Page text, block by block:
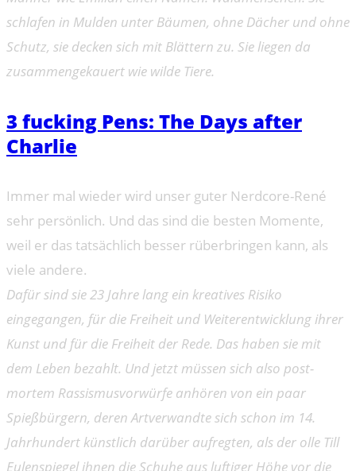
schlafen in Mulden unter Bäumen, ohne Dächer und ohne
Schutz, sie decken sich mit Blättern zu. Sie liegen da
zusammengekauert wie wilde Tiere.
3 fucking Pens: The Days after
Charlie
Immer mal wieder wird unser guter Nerdcore-René
sehr persönlich. Und das sind die besten Momente,
weil er das tatsächlich besser rüberbringen kann, als
viele andere.
Dafür sind sie 23 Jahre lang ein kreatives Risiko
eingegangen, für die Freiheit und Weiterentwicklung ihrer
Kunst und für die Freiheit der Rede. Das haben sie mit
dem Leben bezahlt. Und jetzt müssen sich also post-
mortem Rassismusvorwürfe anhören von ein paar
Spießbürgern, deren Artverwandte sich schon im 14.
Jahrhundert künstlich darüber aufregten, als der olle Till
Eulenspiegel ihnen die Schuhe aus luftiger Höhe vor die